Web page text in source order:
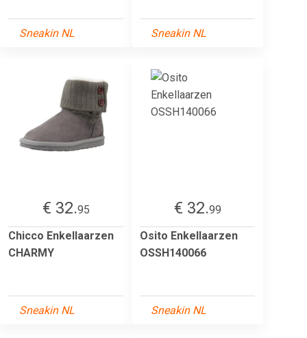
Sneakin NL Sneakin NL
€ 32.95
Chicco Enkellaarzen
CHARMY
Sneakin NL
€ 32.99
Osito Enkellaarzen
OSSH140066
Sneakin NL